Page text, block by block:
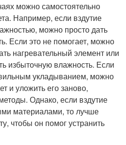
можно самостоятельно
Например, если вздутие
можно просто дать
Если это не помогает, можно
нагревательный элемент или
избыточную влажность. Если
укладыванием, можно
и уложить его заново,
Однако, если вздутие
материалами, то лучше
чтобы он помог устранить